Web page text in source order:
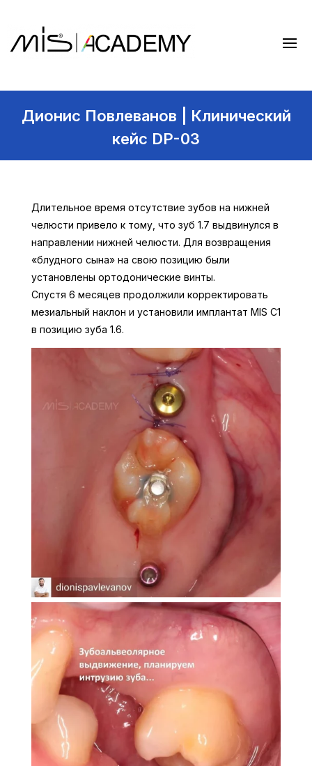
Дионис Повлеванов | Клинический
кейс DP-03
Длительное время отсутствие зубов на нижней
челюсти привело к тому, что зуб 1.7 выдвинулся в
направлении нижней челюсти. Для возвращения
«блудного сына» на свою позицию были
установлены ортодонические винты.
Спустя 6 месяцев продолжили корректировать
мезиальный наклон и установили имплантат MIS C1
в позицию зуба 1.6.